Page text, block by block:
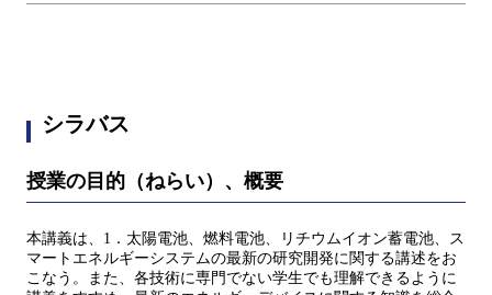
シラバス
授業の目的（ねらい）、概要
本講義は、1．太陽電池、燃料電池、リチウムイオン蓄電池、ス
マートエネルギーシステムの最新の研究開発に関する講述をお
こなう。また、各技術に専門でない学生でも理解できるように